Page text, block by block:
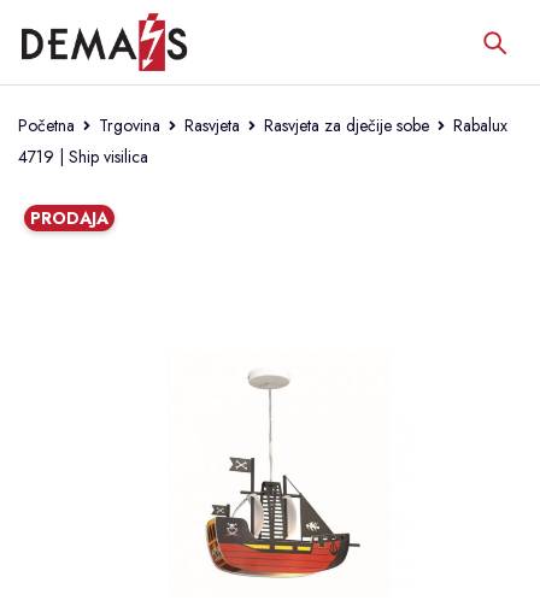
Početna Trgovina Rasvjeta Rasvjeta za dječije sobe
Rabalux
4719 | Ship visilica
PRODAJA